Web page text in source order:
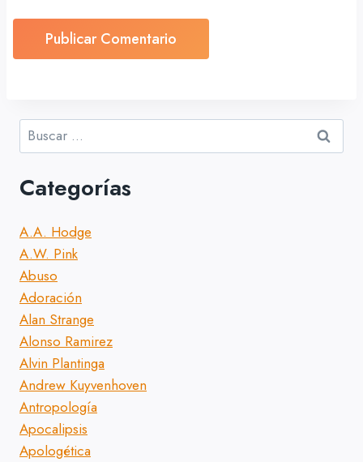
Buscar:
Categorías
A.A. Hodge
A.W. Pink
Abuso
Adoración
Alan Strange
Alonso Ramirez
Alvin Plantinga
Andrew Kuyvenhoven
Antropología
Apocalipsis
Apologética